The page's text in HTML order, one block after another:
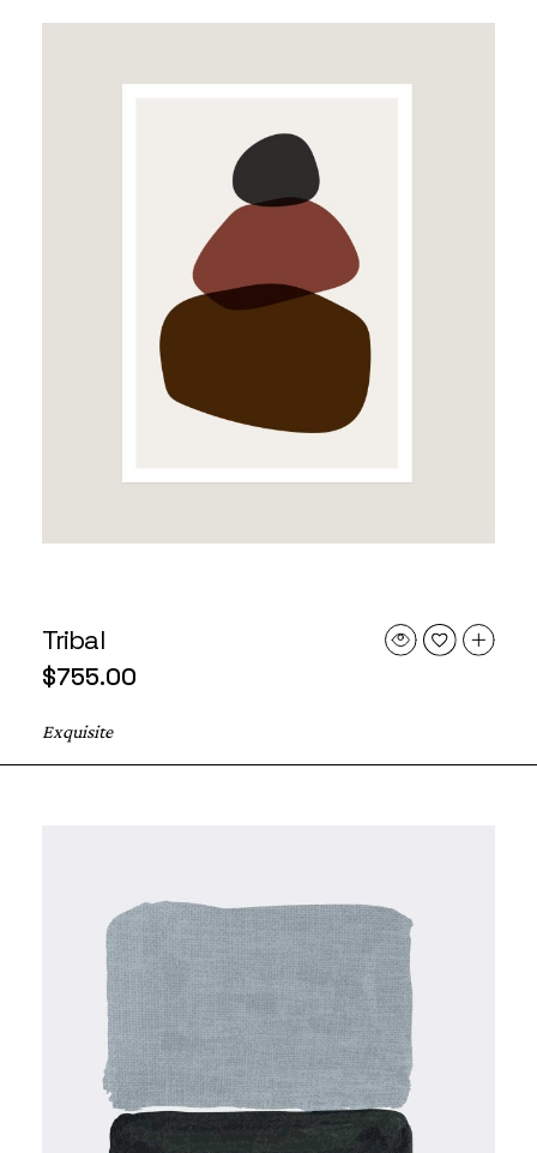
Tribal
$755.00
Exquisite